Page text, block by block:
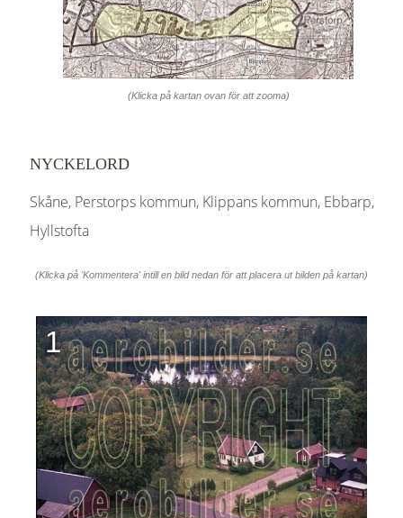
(Klicka på kartan ovan för att zooma)
NYCKELORD
Skåne, Perstorps kommun, Klippans kommun, Ebbarp,
Hyllstofta
(Klicka på 'Kommentera' intill en bild nedan för att placera ut bilden på kartan)
1